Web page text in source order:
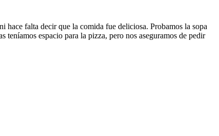
hace falta decir que la comida fue deliciosa. Probamos la sopa
espacio para la pizza, pero nos aseguramos de pedir